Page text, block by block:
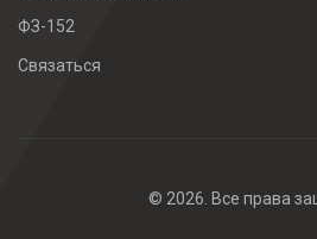
ФЗ-152
Связаться
© 2026. Все права